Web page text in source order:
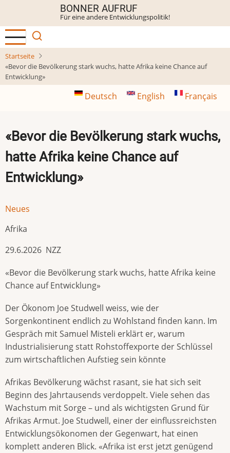
Inhalt
BONNER AUFRUF
Für eine andere Entwicklungspolitik!
Startseite
«Bevor die Bevölkerung stark wuchs, hatte Afrika keine Chance auf
Entwicklung»
Deutsch English Français
«Bevor die Bevölkerung stark wuchs,
hatte Afrika keine Chance auf
Entwicklung»
Neues
Afrika
29.6.2026 NZZ
«Bevor die Bevölkerung stark wuchs, hatte Afrika keine
Chance auf Entwicklung»
Der Ökonom Joe Studwell weiss, wie der
Sorgenkontinent endlich zu Wohlstand finden kann. Im
Gespräch mit Samuel Misteli erklärt er, warum
Industrialisierung statt Rohstoffexporte der Schlüssel
zum wirtschaftlichen Aufstieg sein könnte
Afrikas Bevölkerung wächst rasant, sie hat sich seit
Beginn des Jahrtausends verdoppelt. Viele sehen das
Wachstum mit Sorge – und als wichtigsten Grund für
Afrikas Armut. Joe Studwell, einer der einflussreichsten
Entwicklungsökonomen der Gegenwart, hat einen
komplett anderen Blick. «Afrika ist erst jetzt genügend